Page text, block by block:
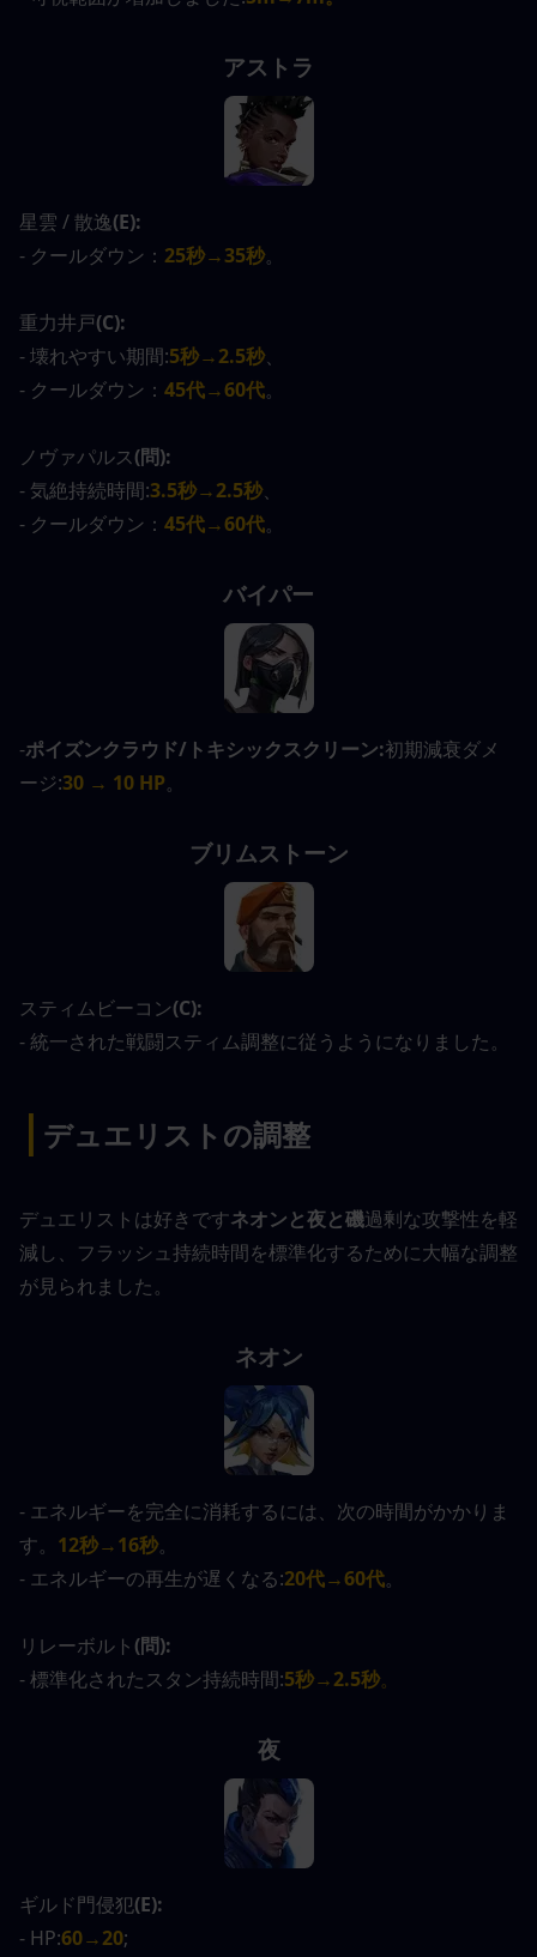
アストラ
星雲 / 散逸(E):
- クールダウン： 25秒→35秒。
重力井戸(C):
- 壊れやすい期間:5秒→2.5秒、
- クールダウン： 45代→60代。
ノヴァパルス(問):
- 気絶持続時間:3.5秒→2.5秒、
- クールダウン： 45代→60代。
バイパー
-ポイズンクラウド/トキシックスクリーン:初期減衰ダメ
ージ:30 → 10 HP。
ブリムストーン
スティムビーコン(C):
- 統一された戦闘スティム調整に従うようになりました。
| デュエリストの調整
デュエリストは好きですネオンと夜と磯過剰な攻撃性を軽
減し、フラッシュ持続時間を標準化するために大幅な調整
が見られました。
ネオン
- エネルギーを完全に消耗するには、次の時間がかかりま
す。 12秒→16秒。
- エネルギーの再生が遅くなる:20代→60代。
リレーボルト (問):
- 標準化されたスタン持続時間:5秒→2.5秒。
夜
ギルド門侵犯(E):
- HP:60→20;